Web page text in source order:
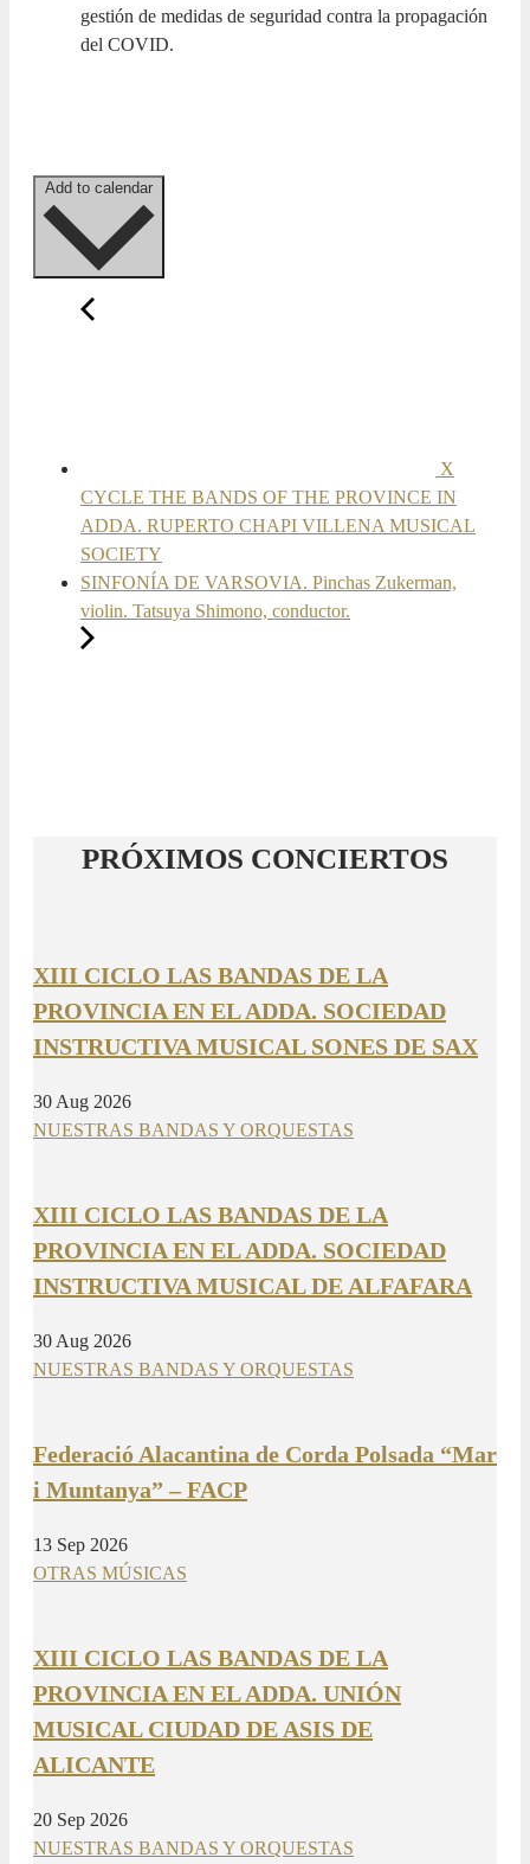
gestión de medidas de seguridad contra la propagación
del COVID.
X
CYCLE THE BANDS OF THE PROVINCE IN
ADDA. RUPERTO CHAPI VILLENA MUSICAL
SOCIETY
SINFONÍA DE VARSOVIA. Pinchas Zukerman,
violin. Tatsuya Shimono, conductor.
PRÓXIMOS CONCIERTOS
XIII CICLO LAS BANDAS DE LA
PROVINCIA EN EL ADDA. SOCIEDAD
INSTRUCTIVA MUSICAL SONES DE SAX
30 Aug 2026
NUESTRAS BANDAS Y ORQUESTAS
XIII CICLO LAS BANDAS DE LA
PROVINCIA EN EL ADDA. SOCIEDAD
INSTRUCTIVA MUSICAL DE ALFAFARA
30 Aug 2026
NUESTRAS BANDAS Y ORQUESTAS
Federació Alacantina de Corda Polsada “Mar
i Muntanya” – FACP
13 Sep 2026
OTRAS MÚSICAS
XIII CICLO LAS BANDAS DE LA
PROVINCIA EN EL ADDA. UNIÓN
MUSICAL CIUDAD DE ASIS DE
ALICANTE
20 Sep 2026
NUESTRAS BANDAS Y ORQUESTAS